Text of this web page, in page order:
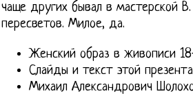
чаще других бывал в мастерской
пересветов. Милое, да.
Женский образ в живописи
Слайды и текст этой
Михаил Александрович